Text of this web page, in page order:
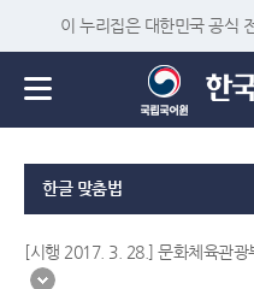
이 누리집은 대한민국 공식
한글 맞춤법
[시행 2017. 3. 28.] 문화체육관